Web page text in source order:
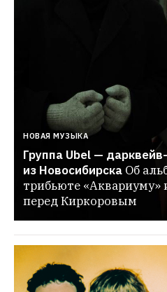
НОВАЯ МУЗЫКА
Группа Ubel —
из Новосибирска Об
трибьюте
перед Киркоровым